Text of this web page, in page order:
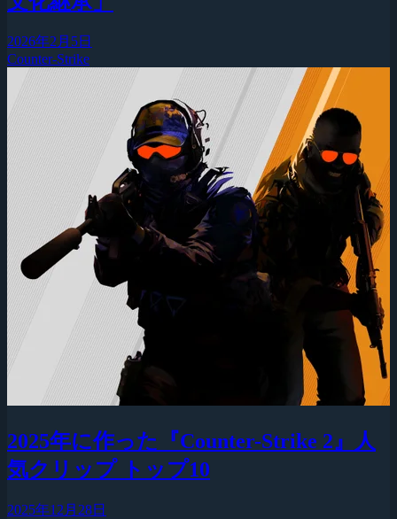
2026年2月5日
Counter-Strike
2025年に作った『Counter-Strike 2』人
気クリップ トップ10
2025年12月28日